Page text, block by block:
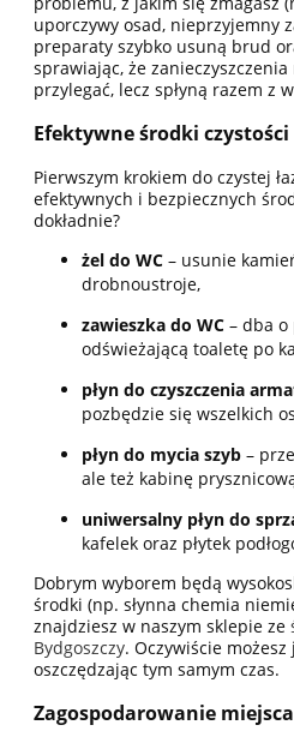
uporczywy osad, nieprzyjemny
preparaty szybko usuną brud
sprawiając, że
przylegać, lecz spłyną razem z
Efektywne środki czystości
Pierwszym krokiem do czystej
efektywnych i bezpiecznych
dokładnie?
żel do WC – usunie
drobnoustroje,
zawieszka do WC – dba o
odświeżającą toaletę po
płyn do czyszczenia
pozbędzie się wszelkich
płyn do mycia szyb –
ale też kabinę
uniwersalny płyn do
kafelek oraz płytek
Dobrym wyborem będą
środki (np. słynna chemia
znajdziesz w naszym sklepie ze
Bydgoszczy. Oczywiście
oszczędzając tym samym czas.
Zagospodarowanie miejsca